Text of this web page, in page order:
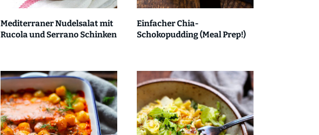
Mediterraner Nudelsalat mit
Rucola und Serrano Schinken
Einfacher Chia-
Schokopudding (Meal Prep!)